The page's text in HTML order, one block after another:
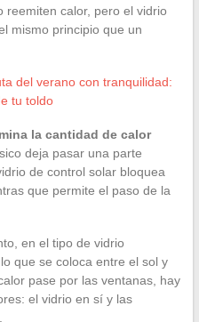
reemiten calor, pero el vidrio
mismo principio que un
del verano con tranquilidad:
tu toldo
la cantidad de calor
deja pasar una parte
de control solar bloquea
que permite el paso de la
en el tipo de vidrio
que se coloca entre el sol y
pase por las ventanas, hay
el vidrio en sí y las